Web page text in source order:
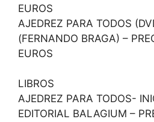
EUROS
AJEDREZ PARA TODOS
(FERNANDO BRAGA) –
EUROS
LIBROS
AJEDREZ PARA TODOS-
EDITORIAL BALAGIUM –